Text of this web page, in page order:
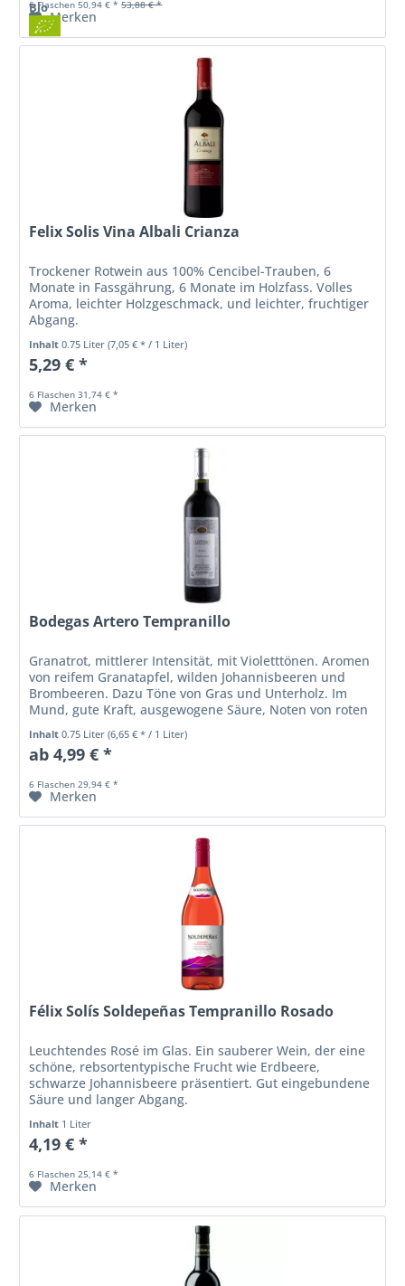
Bio
6 Flaschen 50,94 € * 53,88 € *
Merken
Felix Solis Vina Albali Crianza
Trockener Rotwein aus 100% Cencibel-Trauben, 6
Monate in Fassgährung, 6 Monate im Holzfass. Volles
Aroma, leichter Holzgeschmack, und leichter, fruchtiger
Abgang.
Inhalt0.75 Liter(7,05 € * / 1 Liter)
5,29 € *
6 Flaschen 31,74 € *
Merken
Bodegas Artero Tempranillo
Granatrot, mittlerer Intensität, mit Violetttönen. Aromen
von reifem Granatapfel, wilden Johannisbeeren und
Brombeeren. Dazu Töne von Gras und Unterholz. Im
Mund, gute Kraft, ausgewogene Säure, Noten von roten
Beeren und leichtem Anis.
Inhalt0.75 Liter(6,65 € * / 1 Liter)
ab 4,99 € *
6 Flaschen 29,94 € *
Merken
Félix Solís Soldepeñas Tempranillo Rosado
Leuchtendes Rosé im Glas. Ein sauberer Wein, der eine
schöne, rebsortentypische Frucht wie Erdbeere,
schwarze Johannisbeere präsentiert. Gut eingebundene
Säure und langer Abgang.
Inhalt 1 Liter
4,19 € *
6 Flaschen 25,14 € *
Merken